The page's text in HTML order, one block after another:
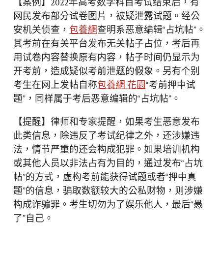
【案例】2022年高考数学科目考试结束后，有
网民发布部分试卷图片，被疑泄露试题。经公
安机关侦查，包養網查明系恶意编辑“占坑帖”。
其考前在有关平台发布无关帖子占位，考后再
用试卷内容替换原有内容，帖子时间仍显示为
开考前，造成疑似考前泄题的假象。另有个别
考生在网上发帖自称包養網 花園“考前押中试
题”，同样属于考后恶意编辑的“占坑帖”。
【提醒】律师和专家提醒，如果考生恶意发布
此类信息，除违反了考试纪律之外，还涉嫌违
法，情节严重的还会构成犯罪。如果培训机构
或其他人员以非法占有为目的，通过发布“占坑
帖”的方式，虚构考前能获得试题或者“押中真
题”的信息，骗取数额较大的公私财物，则涉嫌
构成诈骗罪。考生切勿为了娱乐他人，最后“愚
了”自己。